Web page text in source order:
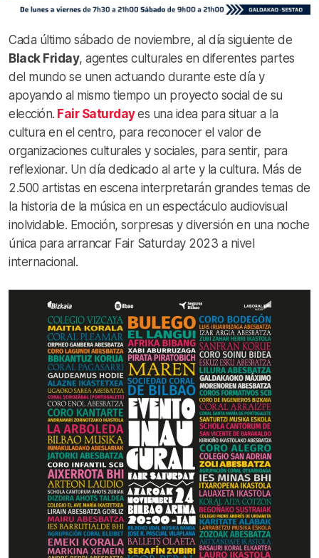
Cada último sábado de noviembre, al día siguiente de
Black Friday, agentes culturales en diferentes partes
del mundo se unen actuando durante este día y
apoyando al mismo tiempo un proyecto social de su
elección. Fair Saturdayes una idea para situar a la
cultura en el centro, para reconocer el valor de
organizaciones culturales y sociales, para sentir, para
reflexionar. Un día dedicado al arte y la cultura. Más de
2.500 artistas en escena interpretarán grandes temas de
la historia de la música en un espectáculo audiovisual
inolvidable. Emoción, sorpresas y diversión en una noche
única para arrancar Fair Saturday 2023 a nivel
internacional.